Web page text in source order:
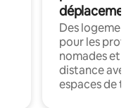
déplacement
Des
pour les
nomades et
distance avec
espaces de